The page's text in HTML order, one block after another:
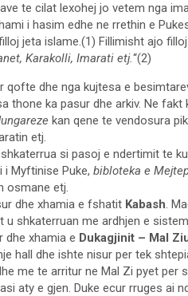
te cilat lexohej jo vetem nga
i hasim edhe ne rrethin e
jeta islame.(1) Fillimisht ajo
Karakolli, Imarati etj.“(2)
dhe nga kujtesa e
thone ka pasur dhe arkiv. Ne fakt
kan qene te vendosura
etj.
si pasoj e ndertimit te
i Myftinise Puke, bibloteka e
osmane etj.
dhe xhamia e fshatit Kabash.
shkaterruan me ardhjen e
dhe xhamia e Dukagjinit – Mal
hall dhe ishte nisur per tek
me te arritur ne Mal Zi pyet per
aty e gjen. Duke ecur rruges ai